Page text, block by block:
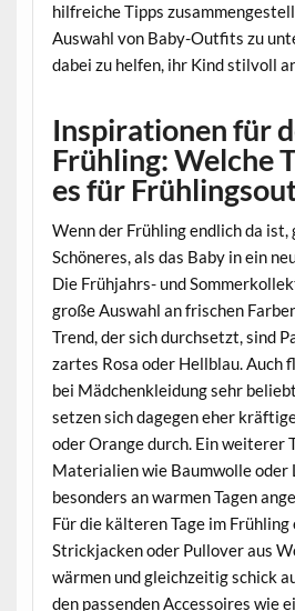
hilfreiche Tipps
Auswahl von Baby-Outfits zu
dabei zu helfen, ihr Kind stilvoll
Inspirationen für
Frühling: Welche
es für
Wenn der Frühling endlich da ist,
Schöneres, als das Baby in ein
Die Frühjahrs- und
große Auswahl an frischen
Trend, der sich durchsetzt, sind
zartes Rosa oder Hellblau. Auch
bei Mädchenkleidung sehr
setzen sich dagegen eher
oder Orange durch. Ein weiterer
Materialien wie Baumwolle oder
besonders an warmen Tagen
Für die kälteren Tage im Frühling
Strickjacken oder Pullover aus
wärmen und gleichzeitig schick
den passenden Accessoires wie